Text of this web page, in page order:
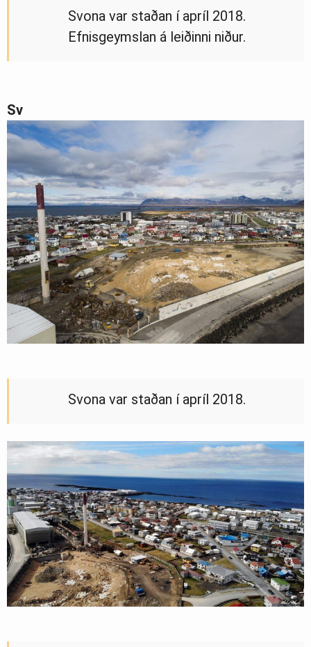
Svona var staðan í apríl 2018.
Efnisgeymslan á leiðinni niður.
Sv
Svona var staðan í apríl 2018.